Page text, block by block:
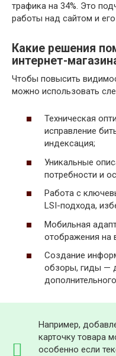
трафика на 34%. Это
работы над сайтом и
Какие решения
интернет-
Чтобы повысить
можно использовать
Техническая
исправление
индексация;
Уникальные
потребности и
Работа с
LSI-подхода,
Мобильная
отображения на
Создание
обзоры, гиды —
Например,
карточку товара
особенно если